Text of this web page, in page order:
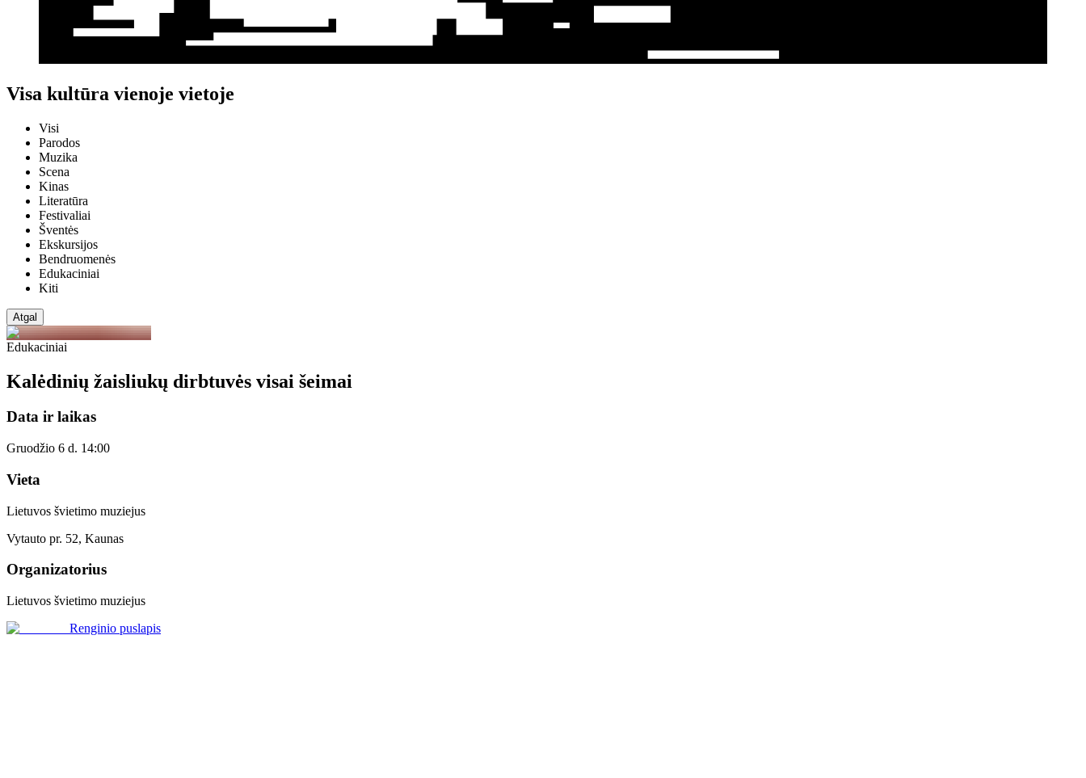
Visa kultūra vienoje vietoje
Visi
Parodos
Muzika
Scena
Kinas
Literatūra
Festivaliai
Šventės
Ekskursijos
Bendruomenės
Edukaciniai
Kiti
Atgal
Edukaciniai
Kalėdinių žaisliukų dirbtuvės visai šeimai
Data ir laikas
Gruodžio 6 d. 14:00
Vieta
Lietuvos švietimo muziejus
Vytauto pr. 52, Kaunas
Organizatorius
Lietuvos švietimo muziejus
Renginio puslapis